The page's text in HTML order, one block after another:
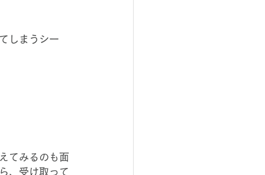
しまうシー
てみるのも面
、受け取って